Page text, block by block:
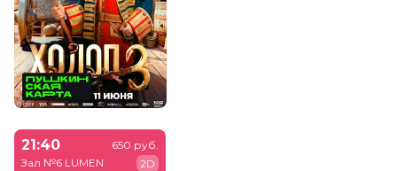
21:40
Зал №6 LUMEN
650 руб.
2D